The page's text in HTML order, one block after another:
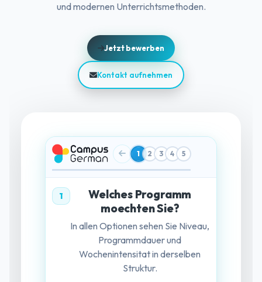
und modernen Unterrichtsmethoden.
Jetzt bewerben
Kontakt aufnehmen
1 2 3 4 5
1
Welches Programm
moechten Sie?
In allen Optionen sehen Sie Niveau,
Programmdauer und
Wochenintensitat in derselben
Struktur.